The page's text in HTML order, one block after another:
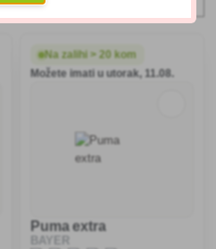
Na zalihi > 20 kom
Možete imati u utorak, 11.08.
Puma extra
BAYER